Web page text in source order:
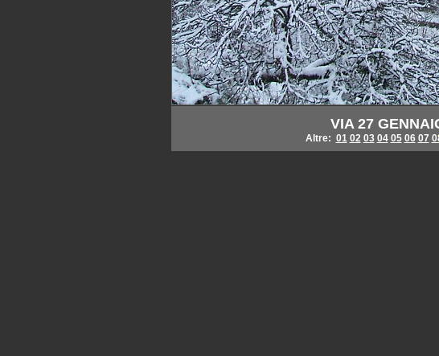
VIA 27
Altre: 01 02 03 04 05 06 07